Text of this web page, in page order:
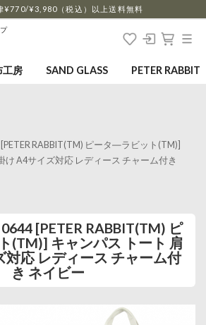
¥770/¥3,980（税込）以上送料無料
工房 SAND GLASS PETER RABBIT
[PETER RABBIT(TM) ピータ―ラビット(TM)]
け A4サイズ対応 レディース チャーム付き
[PETER RABBIT(TM) ピ
(TM)] キャンパス トート 肩
対応 レディース チャーム付
き ネイビー